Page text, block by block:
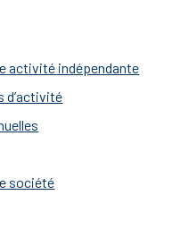
activité indépendante
d’activité
société